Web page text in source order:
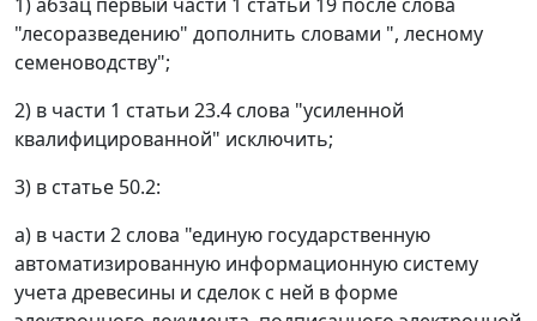
1) абзац первый части 1 статьи 19 после слова
"лесоразведению" дополнить словами ", лесному
семеноводству";
2) в части 1 статьи 23.4 слова "усиленной
квалифицированной" исключить;
3) в статье 50.2:
а) в части 2 слова "единую государственную
автоматизированную информационную систему
учета древесины и сделок с ней в форме